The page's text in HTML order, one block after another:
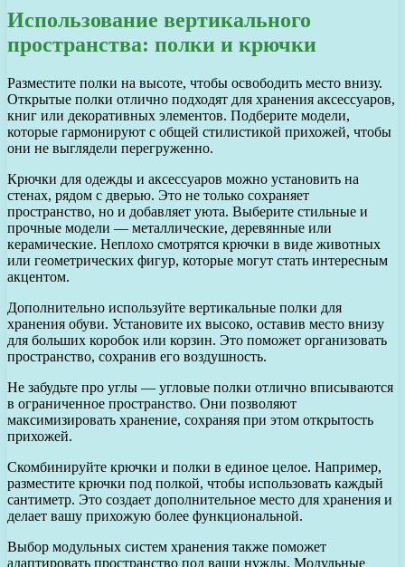
Использование вертикального
пространства: полки и крючки
Разместите полки на высоте, чтобы освободить место внизу.
Открытые полки отлично подходят для хранения аксессуаров,
книг или декоративных элементов. Подберите модели,
которые гармонируют с общей стилистикой прихожей, чтобы
они не выглядели перегруженно.
Крючки для одежды и аксессуаров можно установить на
стенах, рядом с дверью. Это не только сохраняет
пространство, но и добавляет уюта. Выберите стильные и
прочные модели — металлические, деревянные или
керамические. Неплохо смотрятся крючки в виде животных
или геометрических фигур, которые могут стать интересным
акцентом.
Дополнительно используйте вертикальные полки для
хранения обуви. Установите их высоко, оставив место внизу
для больших коробок или корзин. Это поможет организовать
пространство, сохранив его воздушность.
Не забудьте про углы — угловые полки отлично вписываются
в ограниченное пространство. Они позволяют
максимизировать хранение, сохраняя при этом открытость
прихожей.
Скомбинируйте крючки и полки в единое целое. Например,
разместите крючки под полкой, чтобы использовать каждый
сантиметр. Это создает дополнительное место для хранения и
делает вашу прихожую более функциональной.
Выбор модульных систем хранения также поможет
адаптировать пространство под ваши нужды. Модульные